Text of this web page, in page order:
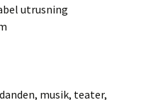
utrusning
musik, teater,